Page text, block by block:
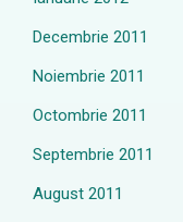
Decembrie 2011
Noiembrie 2011
Octombrie 2011
Septembrie 2011
August 2011